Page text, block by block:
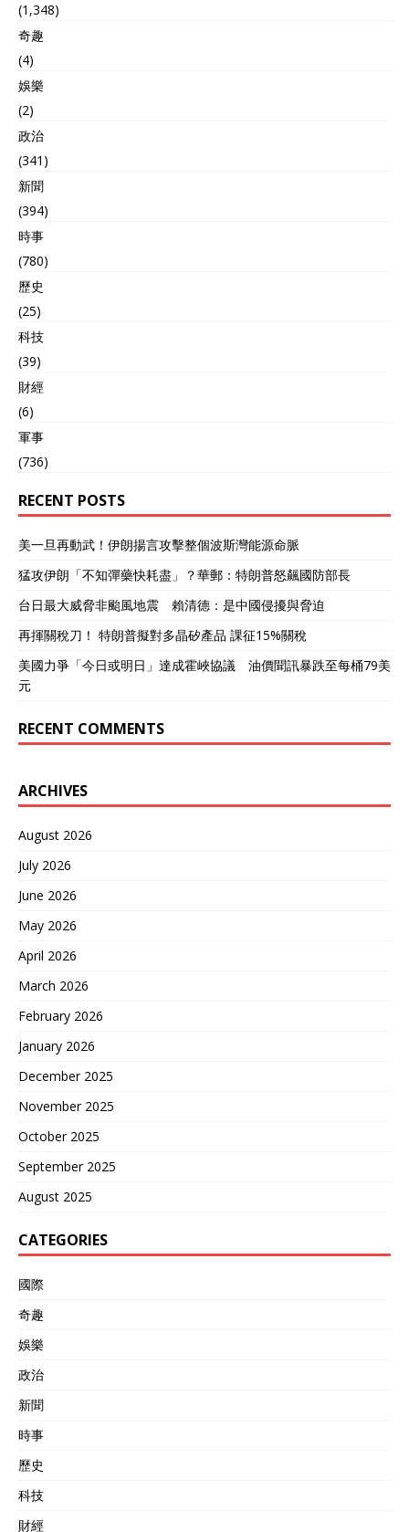
(1,348)
奇趣
(4)
娛樂
(2)
政治
(341)
新聞
(394)
時事
(780)
歷史
(25)
科技
(39)
財經
(6)
軍事
(736)
RECENT POSTS
美一旦再動武！伊朗揚言攻擊整個波斯灣能源命脈
猛攻伊朗「不知彈藥快耗盡」？華郵：特朗普怒飆國防部長
台日最大威脅非颱風地震 賴清德：是中國侵擾與脅迫
再揮關稅刀！ 特朗普擬對多晶矽產品 課征15%關稅
美國力爭「今日或明日」達成霍峽協議 油價聞訊暴跌至每桶79美
元
RECENT COMMENTS
ARCHIVES
August 2026
July 2026
June 2026
May 2026
April 2026
March 2026
February 2026
January 2026
December 2025
November 2025
October 2025
September 2025
August 2025
CATEGORIES
國際
奇趣
娛樂
政治
新聞
時事
歷史
科技
財經